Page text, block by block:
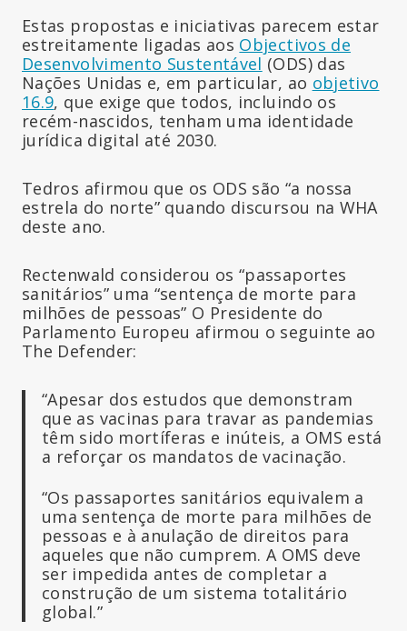
Estas propostas e iniciativas parecem estar
estreitamente ligadas aos Objectivos de
Desenvolvimento Sustentável (ODS) das
Nações Unidas e, em particular, ao objetivo
16.9, que exige que todos, incluindo os
recém-nascidos, tenham uma identidade
jurídica digital até 2030.
Tedros afirmou que os ODS são “a nossa
estrela do norte” quando discursou na WHA
deste ano.
Rectenwald considerou os “passaportes
sanitários” uma “sentença de morte para
milhões de pessoas” O Presidente do
Parlamento Europeu afirmou o seguinte ao
The Defender:
“Apesar dos estudos que demonstram
que as vacinas para travar as pandemias
têm sido mortíferas e inúteis, a OMS está
a reforçar os mandatos de vacinação.
“Os passaportes sanitários equivalem a
uma sentença de morte para milhões de
pessoas e à anulação de direitos para
aqueles que não cumprem. A OMS deve
ser impedida antes de completar a
construção de um sistema totalitário
global.”